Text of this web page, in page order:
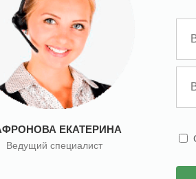
ЕКАТЕРИНА
Ведущий специалист